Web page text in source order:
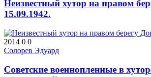
Неизвестный хутор на правом
15.09.1942.
2014 0 0
Солорев Эдуард
Советские военнопленные в